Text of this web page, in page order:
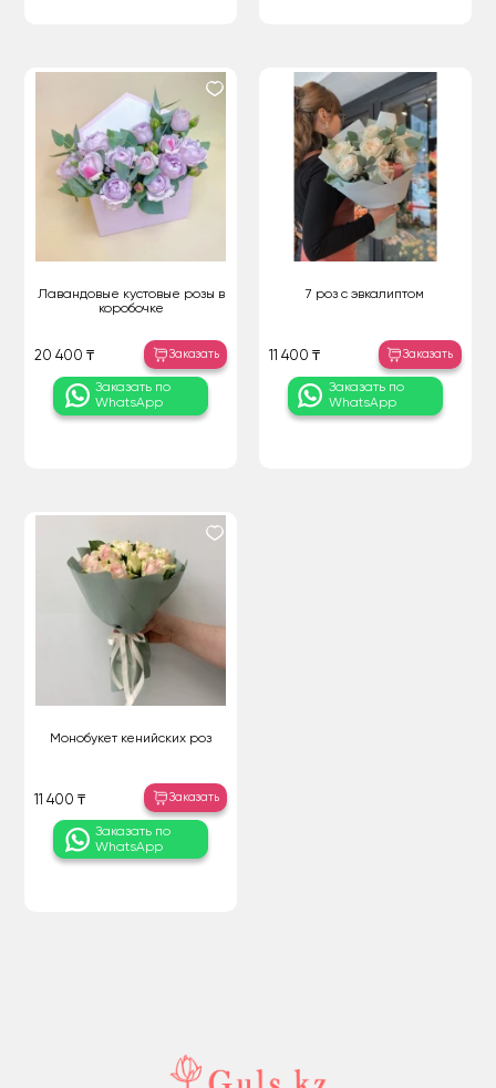
Лавандовые кустовые розы в
коробочке
20 400 ₸ Заказать
Заказать по
WhatsApp
7 роз с эвкалиптом
11 400 ₸ Заказать
Заказать по
WhatsApp
Монобукет кенийских роз
11 400 ₸ Заказать
Заказать по
WhatsApp